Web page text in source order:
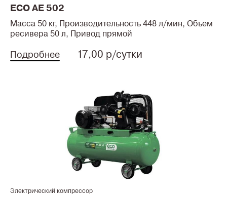
ECO AE 502
Масса 50 кг, Производительность 448 л/мин, Объем
ресивера 50 л, Привод прямой
Подробнее 17,00 р/сутки
Электрический компрессор